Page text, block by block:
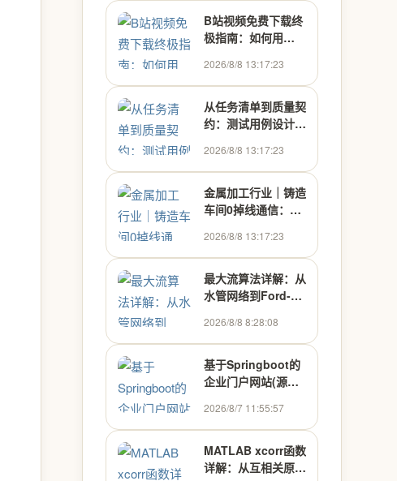
B站视频免费下载终
极指南：如何用
平台批量下载
2026/8/8 13:17:23
从任务清单到质量契
约：测试用例设计的
法
2026/8/8 13:17:23
金属加工行业｜铸造
车间0掉线通信：高
案
2026/8/8 13:17:23
最大流算法详解：从
水管网络到Ford-
实战
2026/8/8 8:28:08
基于Springboot的
企业门户网站(源码
解)
2026/8/7 11:55:57
MATLAB xcorr函数
详解：从互相关原理